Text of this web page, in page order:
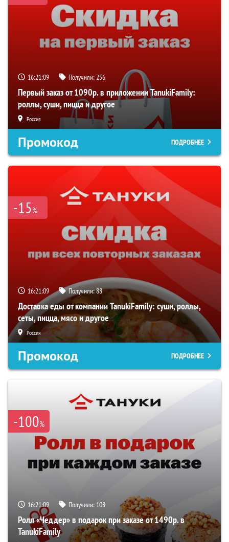
16:21:09 Получили:256
Первый заказ от 1090р. в приложении TanukiFamily:
роллы, суши, пицца и другое
Россия
Промокод ПОДРОБНЕЕ
-15%
16:21:09 Получили:88
Доставка еды от компании TanukiFamily: суши, роллы,
сеты, пицца, мясо и другое
Россия
Промокод ПОДРОБНЕЕ
-100%
16:21:09 Получили: 108
Ролл «Чеддер» в подарок при заказе от 1490р. в
TanukiFamily